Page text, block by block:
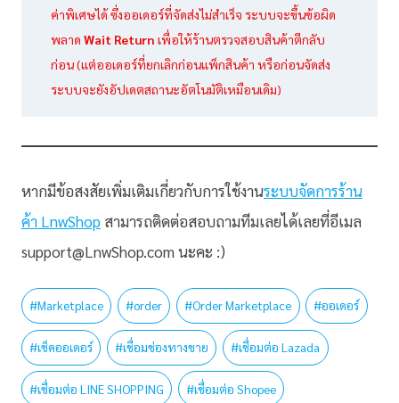
ค่าพิเศษได้ ซึ่งออเดอร์ที่จัดส่งไม่สำเร็จ ระบบจะขึ้นข้อผิด
พลาดWait Return เพื่อให้ร้านตรวจสอบสินค้าตีกลับ
ก่อน (แต่ออเดอร์ที่ยกเลิกก่อนแพ็กสินค้า หรือก่อนจัดส่ง
ระบบจะยังอัปเดตสถานะอัตโนมัติเหมือนเดิม)
หากมีข้อสงสัยเพิ่มเติมเกี่ยวกับการใช้งานระบบจัดการร้าน
ค้า LnwShop สามารถติดต่อสอบถามทีมเลยได้เลยที่อีเมล
support@LnwShop.com นะคะ :)
#Marketplace #order #Order Marketplace #ออเดอร์
#เช็คออเดอร์ #เชื่อมช่องทางขาย #เชื่อมต่อ Lazada
#เชื่อมต่อ LINE SHOPPING #เชื่อมต่อ Shopee